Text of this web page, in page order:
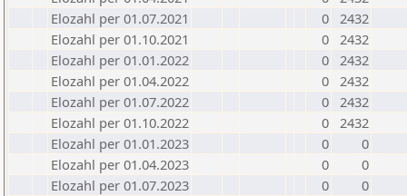
Elozahl per 01.07.2021
0 2432
Elozahl per 01.10.2021
0 2432
Elozahl per 01.01.2022
0 2432
Elozahl per 01.04.2022
0 2432
Elozahl per 01.07.2022
0 2432
Elozahl per 01.10.2022
0 2432
Elozahl per 01.01.2023
0
0
Elozahl per 01.04.2023
0
0
Elozahl per 01.07.2023
0
0